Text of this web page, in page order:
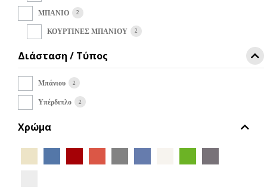
του
προϊόντος
ΜΠΑΝΙΟ 2
ΚΟΥΡΤΙΝΕΣ ΜΠΑΝIOΥ 2
Διάσταση / Τύπος
Μπάνιου 2
Υπέρδιπλο 2
Χρώμα